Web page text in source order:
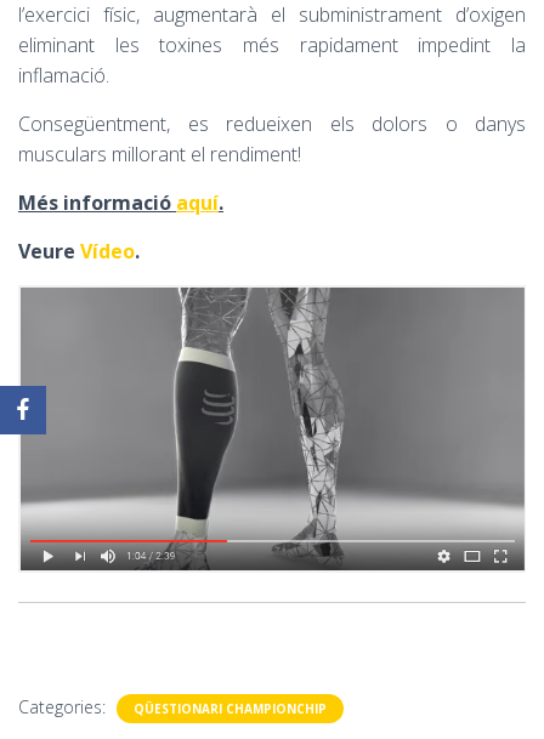
l’exercici físic, augmentarà el subministrament d’oxigen
eliminant les toxines més rapidament impedint la
inflamació.
Consegüentment, es redueixen els dolors o danys
musculars millorant el rendiment!
Més informació aquí.
Veure Vídeo.
Categories: QÜESTIONARI CHAMPIONCHIP